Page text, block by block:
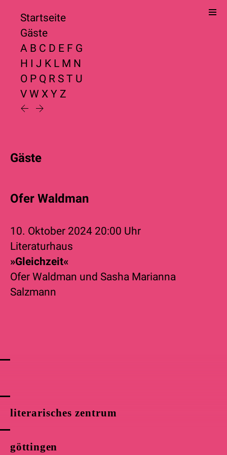
literarisches zentrum
göttingen
Startseite
Gäste
A B C D E F G
H I J K L M N
O P Q R S T U
V W X Y Z
Gäste
Ofer Waldman
10. Oktober 2024 20:00 Uhr
Literaturhaus
»Gleichzeit«
Ofer Waldman und Sasha Marianna
Salzmann